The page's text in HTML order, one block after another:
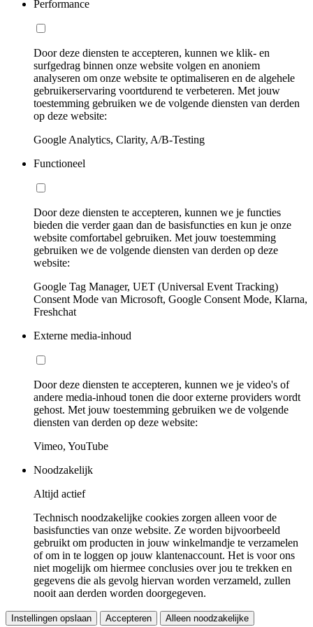
Performance
Door deze diensten te accepteren, kunnen we klik- en
surfgedrag binnen onze website volgen en anoniem
analyseren om onze website te optimaliseren en de algehele
gebruikerservaring voortdurend te verbeteren. Met jouw
toestemming gebruiken we de volgende diensten van derden
op deze website:
Google Analytics, Clarity, A/B-Testing
Functioneel
Door deze diensten te accepteren, kunnen we je functies
bieden die verder gaan dan de basisfuncties en kun je onze
website comfortabel gebruiken. Met jouw toestemming
gebruiken we de volgende diensten van derden op deze
website:
Google Tag Manager, UET (Universal Event Tracking)
Consent Mode van Microsoft, Google Consent Mode, Klarna,
Freshchat
Externe media-inhoud
Door deze diensten te accepteren, kunnen we je video's of
andere media-inhoud tonen die door externe providers wordt
gehost. Met jouw toestemming gebruiken we de volgende
diensten van derden op deze website:
Vimeo, YouTube
Noodzakelijk
Altijd actief
Technisch noodzakelijke cookies zorgen alleen voor de
basisfuncties van onze website. Ze worden bijvoorbeeld
gebruikt om producten in jouw winkelmandje te verzamelen
of om in te loggen op jouw klantenaccount. Het is voor ons
niet mogelijk om hiermee conclusies over jou te trekken en
gegevens die als gevolg hiervan worden verzameld, zullen
nooit aan derden worden doorgegeven.
Instellingen opslaan Accepteren Alleen noodzakelijke